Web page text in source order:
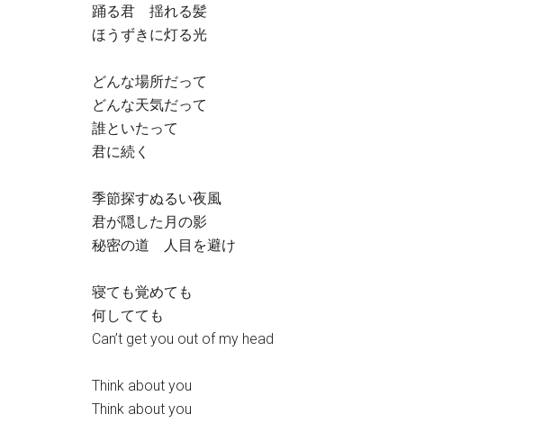
踊る君 揺れる髪
ほうずきに灯る光
どんな場所だって
どんな天気だって
誰といたって
君に続く
季節探すぬるい夜風
君が隠した月の影
秘密の道 人目を避け
寝ても覚めても
何してても
Can’t get you out of my head
Think about you
Think about you